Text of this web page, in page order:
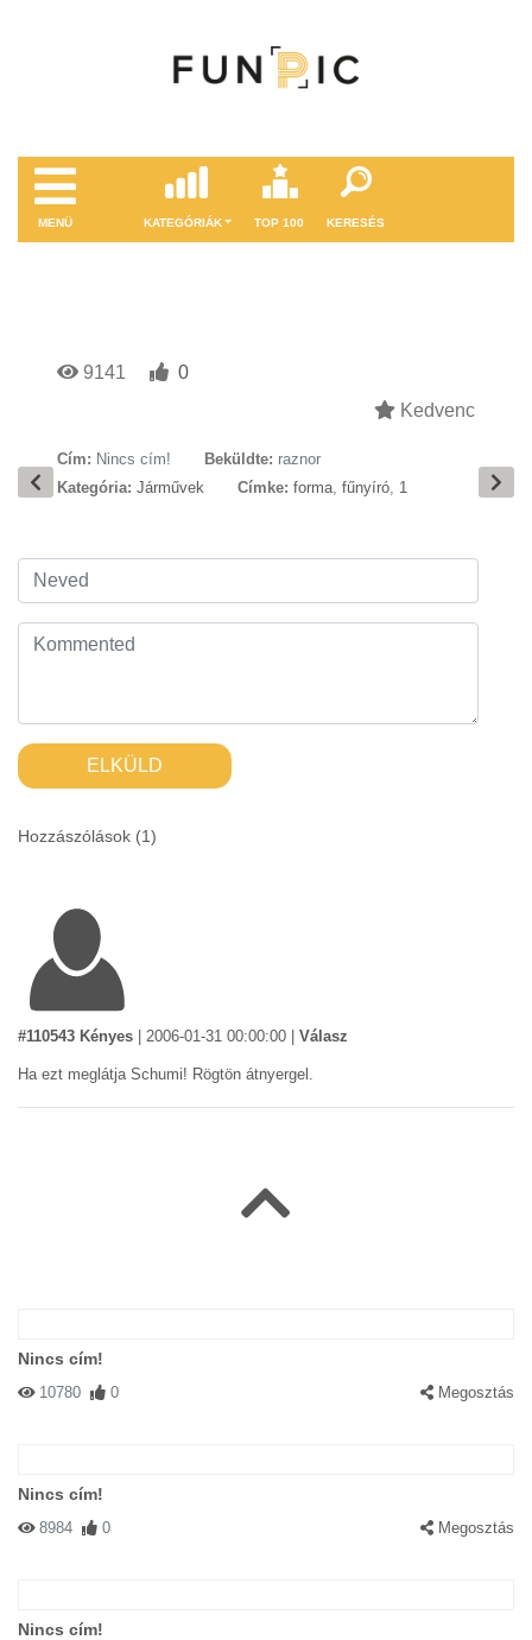
MENÜ KATEGÓRIÁK TOP 100 KERESÉS
9141
0
Kedvenc
Cím: Nincs cím! Beküldte: raznor
Kategória: Járművek Címke: forma, fűnyíró, 1
ELKÜLD
Hozzászólások (1)
#110543 Kényes 2006-01-31 00:00:00 Válasz
Ha ezt meglátja Schumi! Rögtön átnyergel.
Nincs cím!
10780 0 Megosztás
Nincs cím!
8984 0 Megosztás
Nincs cím!